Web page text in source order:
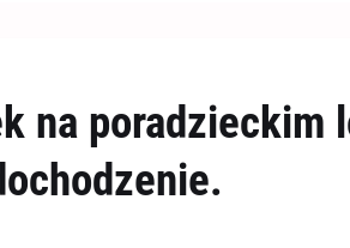
na poradzieckim